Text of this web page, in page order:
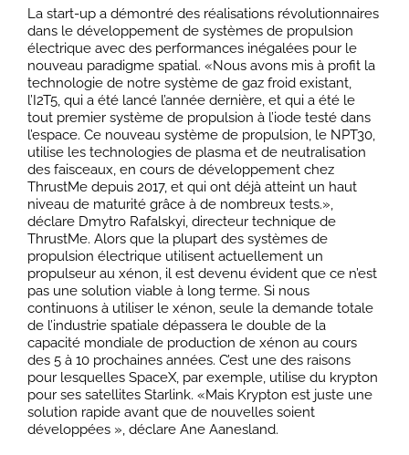
La start-up a démontré des réalisations révolutionnaires
dans le développement de systèmes de propulsion
électrique avec des performances inégalées pour le
nouveau paradigme spatial. «Nous avons mis à profit la
technologie de notre système de gaz froid existant,
l’I2T5, qui a été lancé l’année dernière, et qui a été le
tout premier système de propulsion à l’iode testé dans
l’espace. Ce nouveau système de propulsion, le NPT30,
utilise les technologies de plasma et de neutralisation
des faisceaux, en cours de développement chez
ThrustMe depuis 2017, et qui ont déjà atteint un haut
niveau de maturité grâce à de nombreux tests.»,
déclare Dmytro Rafalskyi, directeur technique de
ThrustMe. Alors que la plupart des systèmes de
propulsion électrique utilisent actuellement un
propulseur au xénon, il est devenu évident que ce n’est
pas une solution viable à long terme. Si nous
continuons à utiliser le xénon, seule la demande totale
de l’industrie spatiale dépassera le double de la
capacité mondiale de production de xénon au cours
des 5 à 10 prochaines années. C’est une des raisons
pour lesquelles SpaceX, par exemple, utilise du krypton
pour ses satellites Starlink. «Mais Krypton est juste une
solution rapide avant que de nouvelles soient
développées », déclare Ane Aanesland.